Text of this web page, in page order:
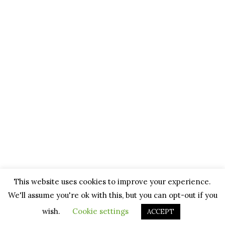
This website uses cookies to improve your experience.
We'll assume you're ok with this, but you can opt-out if you
wish.
Cookie settings ACCEPT